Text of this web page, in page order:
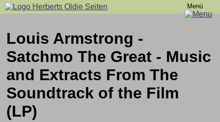
Menü
Louis Armstrong -
Satchmo The Great - Music
and Extracts From The
Soundtrack of the Film
(LP)